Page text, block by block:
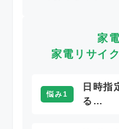
家
家電リサイ
悩み1
日時指
る…